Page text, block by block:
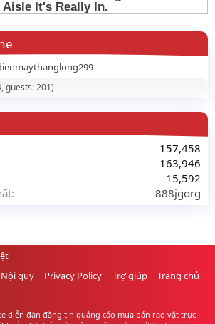
guests: 201)
157,458
163,946
15,592
888jgorg
quy Privacy Policy Trợ giúp Trang chủ
diễn đàn đăng tin quảng cáo mua bán rao vặt trực